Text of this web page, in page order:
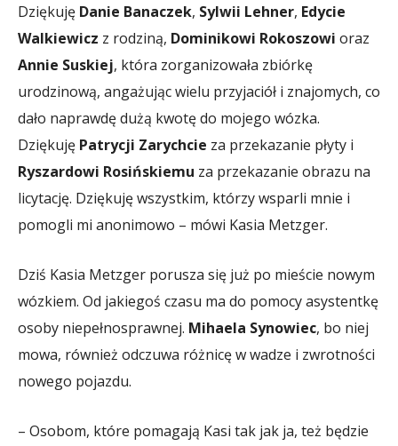
Dziękuję Danie Banaczek, Sylwii Lehner, Edycie
Walkiewicz z rodziną, Dominikowi Rokoszowi oraz
Annie Suskiej, która zorganizowała zbiórkę
urodzinową, angażując wielu przyjaciół i znajomych, co
dało naprawdę dużą kwotę do mojego wózka.
Dziękuję Patrycji Zarychcie za przekazanie płyty i
Ryszardowi Rosińskiemu za przekazanie obrazu na
licytację. Dziękuję wszystkim, którzy wsparli mnie i
pomogli mi anonimowo – mówi Kasia Metzger.
Dziś Kasia Metzger porusza się już po mieście nowym
wózkiem. Od jakiegoś czasu ma do pomocy asystentkę
osoby niepełnosprawnej. Mihaela Synowiec, bo niej
mowa, również odczuwa różnicę w wadze i zwrotności
nowego pojazdu.
– Osobom, które pomagają Kasi tak jak ja, też będzie